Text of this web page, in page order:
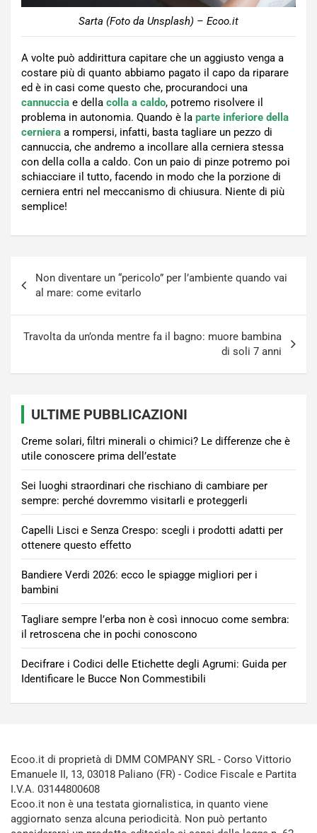
Sarta (Foto da Unsplash) – Ecoo.it
A volte può addirittura capitare che un aggiusto venga a
costare più di quanto abbiamo pagato il capo da riparare
ed è in casi come questo che, procurandoci una
cannuccia e della colla a caldo, potremo risolvere il
problema in autonomia. Quando è la parte inferiore della
cerniera a rompersi, infatti, basta tagliare un pezzo di
cannuccia, che andremo a incollare alla cerniera stessa
con della colla a caldo. Con un paio di pinze potremo poi
schiacciare il tutto, facendo in modo che la porzione di
cerniera entri nel meccanismo di chiusura. Niente di più
semplice!
articoli
Non diventare un “pericolo” per l’ambiente quando vai
al mare: come evitarlo
Travolta da un’onda mentre fa il bagno: muore bambina
di soli 7 anni
ULTIME PUBBLICAZIONI
Creme solari, filtri minerali o chimici? Le differenze che è
utile conoscere prima dell’estate
Sei luoghi straordinari che rischiano di cambiare per
sempre: perché dovremmo visitarli e proteggerli
Capelli Lisci e Senza Crespo: scegli i prodotti adatti per
ottenere questo effetto
Bandiere Verdi 2026: ecco le spiagge migliori per i
bambini
Tagliare sempre l’erba non è così innocuo come sembra:
il retroscena che in pochi conoscono
Decifrare i Codici delle Etichette degli Agrumi: Guida per
Identificare le Bucce Non Commestibili
Ecoo.it di proprietà di DMM COMPANY SRL - Corso Vittorio
Emanuele II, 13, 03018 Paliano (FR) - Codice Fiscale e Partita
I.V.A. 03144800608
Ecoo.it non è una testata giornalistica, in quanto viene
aggiornato senza alcuna periodicità. Non può pertanto